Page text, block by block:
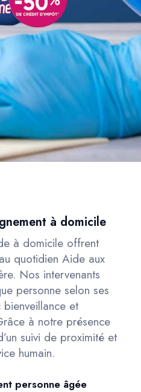
à domicile
à domicile offrent
quotidien Aide aux
Nos intervenants
personne selon ses
et
à notre présence
suivi de proximité et
humain.
personne âgée